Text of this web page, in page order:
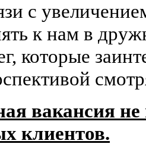
с
к нам в
которые
вакансия не
клиентов.